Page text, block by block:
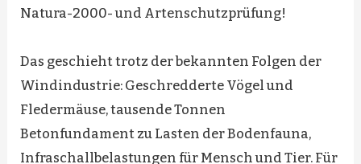
Natura-2000- und Artenschutzprüfung!
Das geschieht trotz der bekannten Folgen der
Windindustrie: Geschredderte Vögel und
Fledermäuse, tausende Tonnen
Betonfundament zu Lasten der Bodenfauna,
Infraschallbelastungen für Mensch und Tier. Für